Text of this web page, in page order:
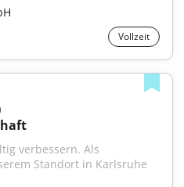
Vollzeit
Standort in Karlsruhe